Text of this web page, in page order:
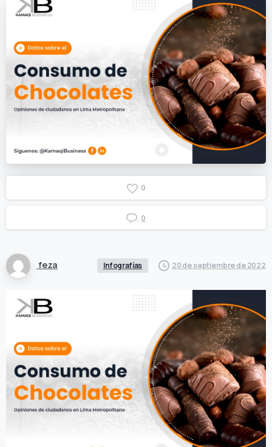
0
0
feza Infografías 20 de septiembre de 2022